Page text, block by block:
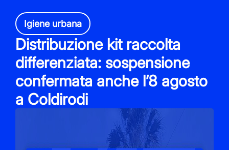
Igiene urbana
Distribuzione kit raccolta
differenziata: sospensione
confermata anche l’8 agosto
a Coldirodi